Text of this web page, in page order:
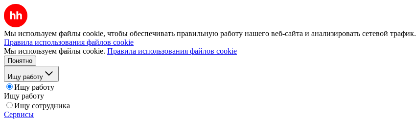
Мы используем файлы cookie, чтобы обеспечивать правильную работу нашего веб-сайта и анализировать сетевой трафик.
Правила использования файлов cookie
Мы используем файлы cookie. Правила использования файлов cookie
Понятно
Ищу работу
Ищу работу
Ищу работу
Ищу сотрудника
Сервисы